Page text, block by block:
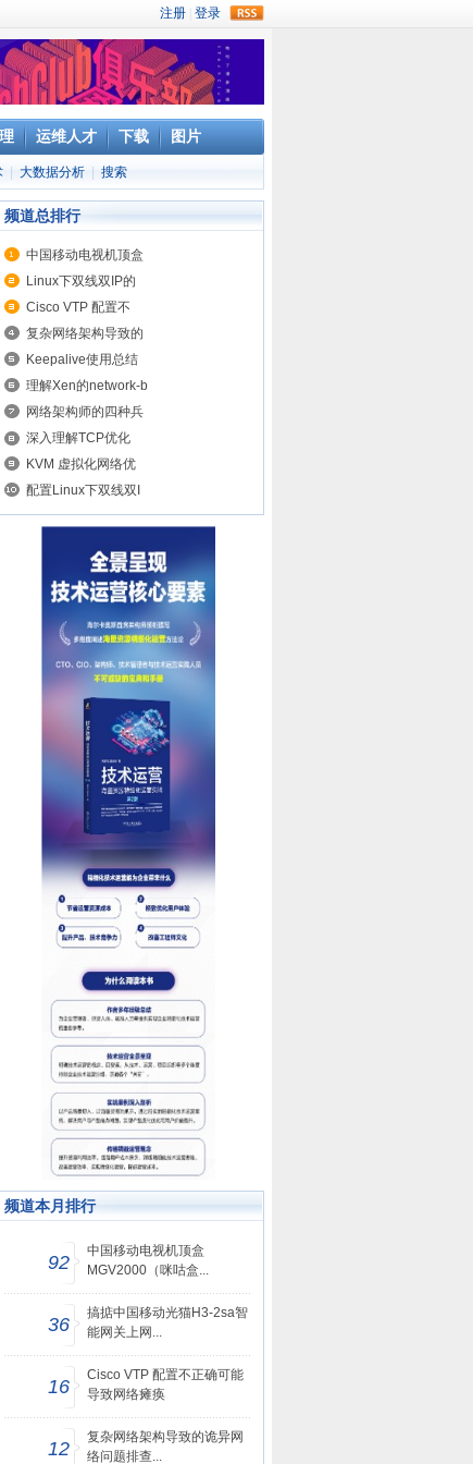
运维人才 下载 图片
大数据分析 搜索
频道总排行
中国移动电视机顶盒
Linux下双线双IP的
Cisco VTP 配置不
复杂网络架构导致的
Keepalive使用总结
理解Xen的network-b
网络架构师的四种兵
深入理解TCP优化
KVM 虚拟化网络优
配置Linux下双线双I
频道本月排行
92
中国移动电视机顶盒
MGV2000（咪咕盒...
36
搞掂中国移动光猫H3-2sa智
能网关上网...
16
Cisco VTP 配置不正确可能
导致网络瘫痪
12
复杂网络架构导致的诡异网
络问题排查...